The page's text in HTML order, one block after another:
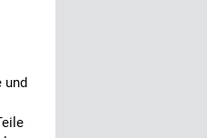
und